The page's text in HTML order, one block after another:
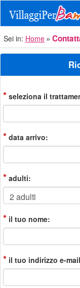
Sei in: Home
* seleziona il
* data arrivo:
* adulti:
* il tuo nome:
* il tuo indirizzo e-